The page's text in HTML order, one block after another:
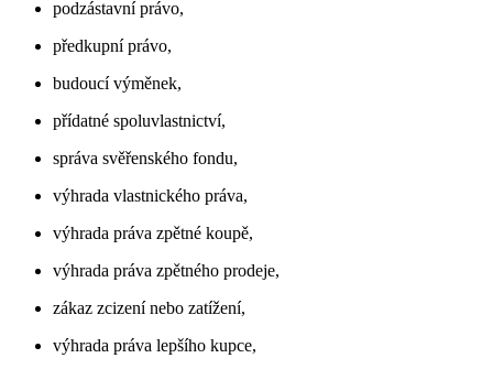
podzástavní právo,
předkupní právo,
budoucí výměnek,
přídatné spoluvlastnictví,
správa svěřenského fondu,
výhrada vlastnického práva,
výhrada práva zpětné koupě,
výhrada práva zpětného prodeje,
zákaz zcizení nebo zatížení,
výhrada práva lepšího kupce,